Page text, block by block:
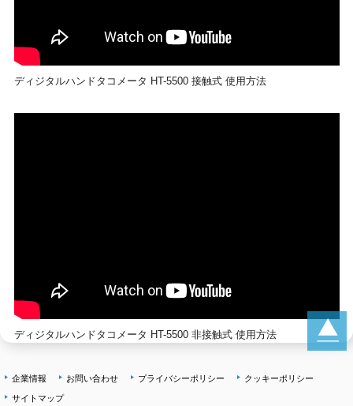
ディジタルハンドタコメータ HT-5500 接触式 使用方法
ディジタルハンドタコメータ HT-5500 非接触式 使用方法
企業情報 お問い合わせ プライバシーポリシー クッキーポリシー
サイトマップ